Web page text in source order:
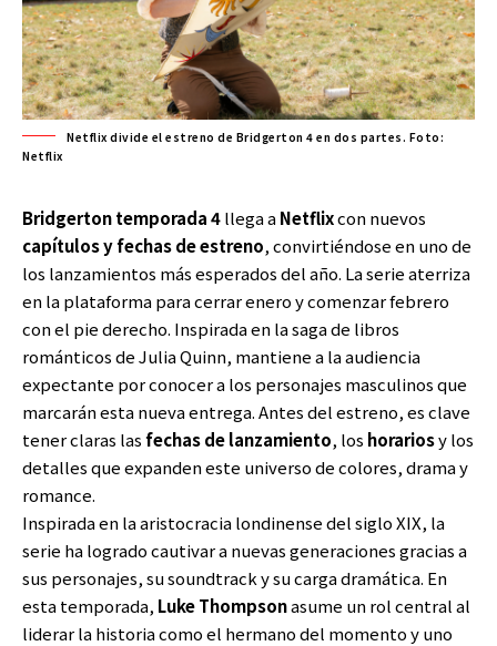
Netflix divide el estreno de Bridgerton 4 en dos partes. Foto:
Netflix
Bridgertontemporada 4llega aNetflixcon nuevos
capítulos y fechas de estreno, convirtiéndose en uno de
los lanzamientos más esperados del año. La serie aterriza
en la plataforma para cerrar enero y comenzar febrero
con el pie derecho. Inspirada en la saga de libros
románticos de Julia Quinn, mantiene a la audiencia
expectante por conocer a los personajes masculinos que
marcarán esta nueva entrega. Antes del estreno, es clave
tener claras lasfechas de lanzamiento, los horariosy los
detalles que expanden este universo de colores, drama y
romance.
Inspirada en la aristocracia londinense del siglo XIX, la
serie ha logrado cautivar a nuevas generaciones gracias a
sus personajes, su soundtrack y su carga dramática. En
esta temporada, Luke Thompsonasume un rol central al
liderar la historia como el hermano del momento y uno